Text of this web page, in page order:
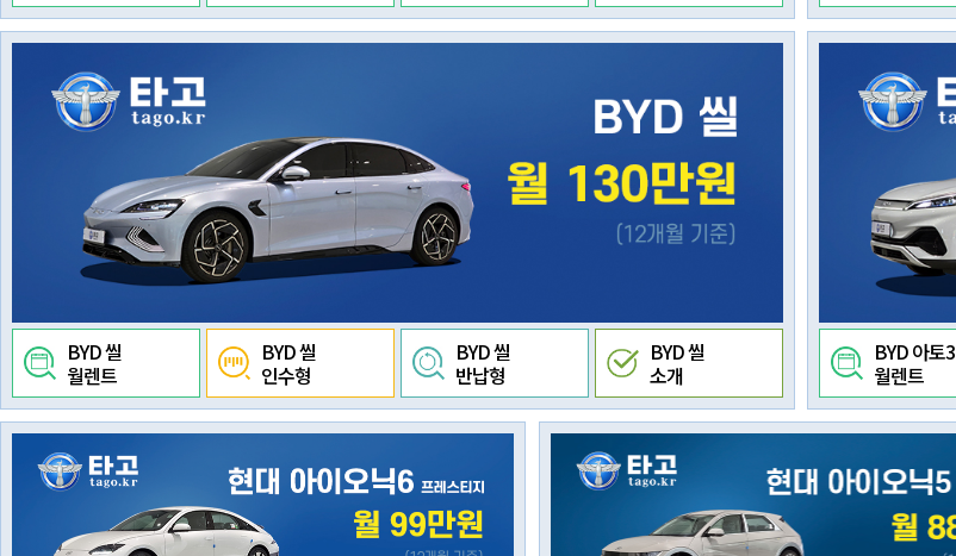
BYD 씰
월렌트
BYD 씰
인수형
BYD 씰
반납형
BYD 씰
소개
BYD 아토3
월렌트